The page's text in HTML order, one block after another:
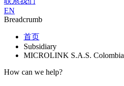
EN
Breadcrumb
首页
Subsidiary
MICROLINK S.A.S. Colombia
How can we help?